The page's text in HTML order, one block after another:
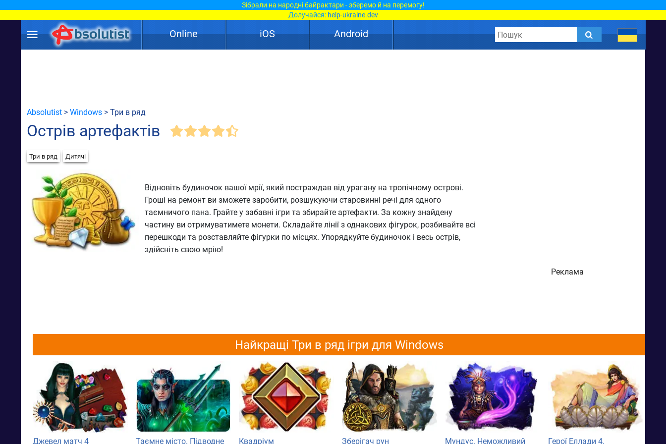
Зібрали на народні байрактари - зберемо й на перемогу!
Долучайся: help-ukraine.dev
Online iOS Android
Absolutist > Windows > Три в ряд
Острів артефактів
Три в ряд Дитячі
Відновіть будиночок вашої мрії, який постраждав від урагану на тропічному острові.
Гроші на ремонт ви зможете заробити, розшукуючи старовинні речі для одного
таємничого пана. Грайте у забавні ігри та збирайте артефакти. За кожну знайдену
частину ви отримуватимете монети. Складайте лінії з однакових фігурок, розбивайте всі
перешкоди та розставляйте фігурки по місцях. Упорядкуйте будиночок і весь острів,
здійсніть свою мрію!
Реклама
Найкращі Три в ряд ігри для Windows
Джевел матч 4 Таємне місто. Підводне Квадріум Зберігач рун Мундус. Неможливий Герої Еллади 4.